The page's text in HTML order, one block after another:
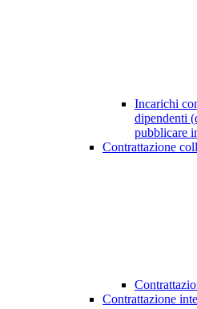
Incarichi
dipendenti
pubblicare
Contrattazione
Contrattazione